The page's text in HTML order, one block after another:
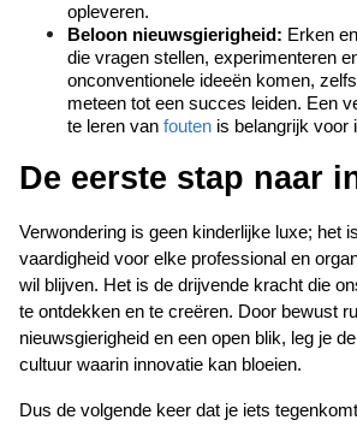
opleveren.
Beloon nieuwsgierigheid: Erken
die vragen stellen, experimenteren
onconventionele ideeën komen,
meteen tot een succes leiden. Een
te leren van fouten is belangrijk voor
De eerste stap naar
Verwondering is geen kinderlijke luxe; het
vaardigheid voor elke professional en
wil blijven. Het is de drijvende kracht die
te ontdekken en te creëren. Door bewust
nieuwsgierigheid en een open blik, leg je
cultuur waarin innovatie kan bloeien.
Dus de volgende keer dat je iets